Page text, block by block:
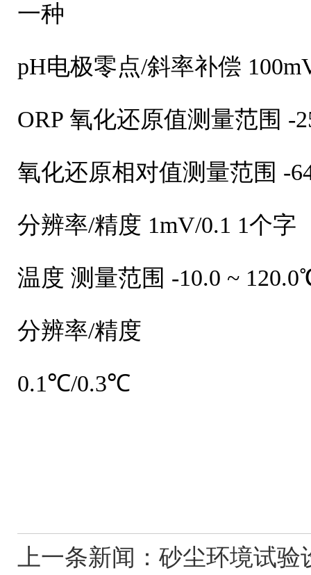
一种
pH电极零点/斜率补偿
ORP 氧化还原值测量范围 -
氧化还原相对值测量范围 -
分辨率/精度 1mV/0.1 1个字
温度 测量范围 -10.0 ~
分辨率/精度
0.1℃/0.3℃
上一条新闻： 砂尘环境试验